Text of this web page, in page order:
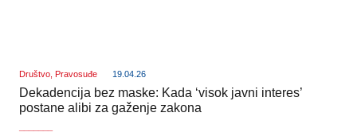
Društvo, Pravosuđe 19.04.26
Dekadencija bez maske: Kada ‘visok javni interes’
postane alibi za gaženje zakona